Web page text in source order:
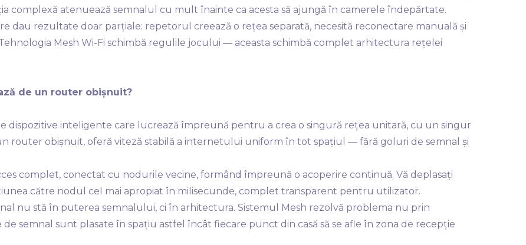
complexă atenuează semnalul cu mult înainte ca acesta să ajungă în camerele îndepărtate.
dau rezultate doar parțiale: repetorul creează o rețea separată, necesită reconectare manuală și
Mesh Wi-Fi schimbă regulile jocului — aceasta schimbă complet arhitectura rețelei
de un router obișnuit?
dispozitive inteligente care lucrează împreună pentru a crea o singură rețea unitară, cu un singur
router obișnuit, oferă viteză stabilă a internetului uniform în tot spațiul — fără goluri de semnal și
complet, conectat cu nodurile vecine, formând împreună o acoperire continuă. Vă deplasați
către nodul cel mai apropiat în milisecunde, complet transparent pentru utilizator.
nu stă în puterea semnalului, ci în arhitectura. Sistemul Mesh rezolvă problema nu prin
semnal sunt plasate în spațiu astfel încât fiecare punct din casă să se afle în zona de recepție